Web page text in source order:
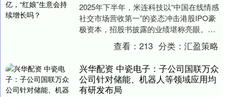
2025年下半年，米连科技以“中国在线情感
社交市场营收第一”的姿态冲击港股IPO豪
极资本，招股书披露的业绩堪称亮眼。
2024年实现营收23.73亿元，同比激增....
查看：213 分类：汇盈策略
兴华配资 中瓷电子：子公司国联万众
公司针对储能、机器人等领域应用均
有研发布局